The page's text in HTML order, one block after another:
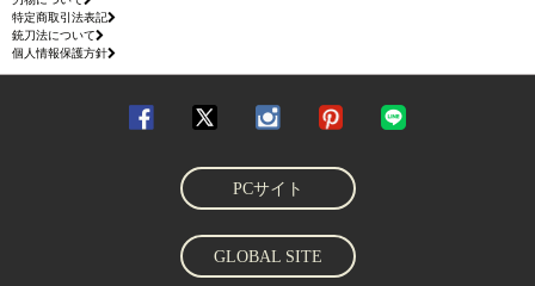
特定商取引法表記
銃刀法について
個人情報保護方針
PCサイト
GLOBAL SITE